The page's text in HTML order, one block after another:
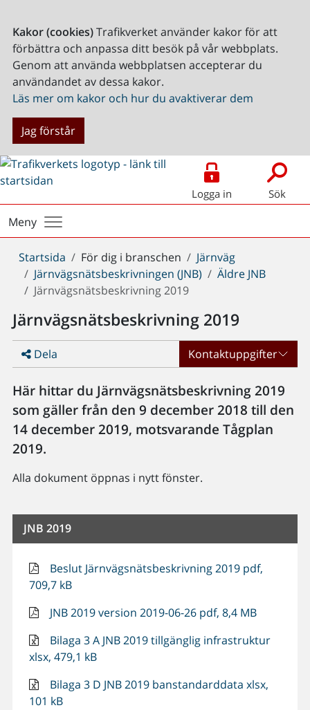
Kakor (cookies)Trafikverket använder kakor för att
förbättra och anpassa ditt besök på vår webbplats.
Genom att använda webbplatsen accepterar du
användandet av dessa kakor.
Läs mer om kakor och hur du avaktiverar dem
Jag förstår
Logga in Sök
Meny
Du
är
här:
Startsida För dig i branschen
Järnväg
Järnvägsnätsbeskrivningen (JNB)
Äldre JNB
Järnvägsnätsbeskrivning 2019
Järnvägsnätsbeskrivning 2019
Dela Kontaktuppgifter
Här hittar du Järnvägsnätsbeskrivning 2019
som gäller från den 9 december 2018 till den
14 december 2019, motsvarande Tågplan
2019.
Alla dokument öppnas i nytt fönster.
JNB 2019
Beslut Järnvägsnätsbeskrivning 2019 pdf,
709,7 kB
JNB 2019 version 2019-06-26 pdf, 8,4 MB
Bilaga 3 A JNB 2019 tillgänglig infrastruktur
xlsx, 479,1 kB
Bilaga 3 D JNB 2019 banstandarddata xlsx,
101 kB